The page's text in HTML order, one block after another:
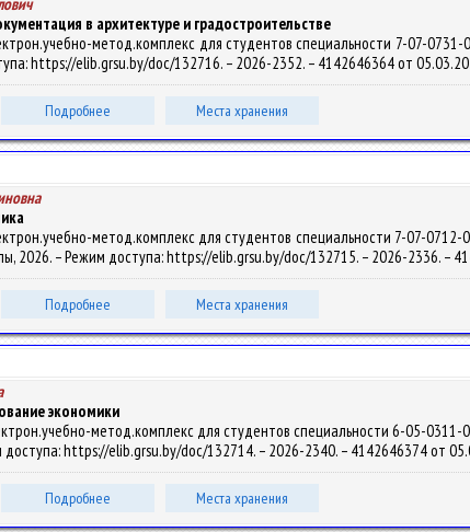
в архитектуре и градостроительстве
метод.комплекс для студентов специальности 7-07-0731-
https://elib.grsu.by/doc/132716. – 2026-2352. – 4142646364 от
Подробнее Места хранения
метод.комплекс для студентов специальности 7-07-0712-
2026. – Режим доступа: https://elib.grsu.by/doc/132715. – 2026-2336. –
Подробнее Места хранения
экономики
метод.комплекс для студентов специальности 6-05-0311-
https://elib.grsu.by/doc/132714. – 2026-2340. – 4142646374 от
Подробнее Места хранения